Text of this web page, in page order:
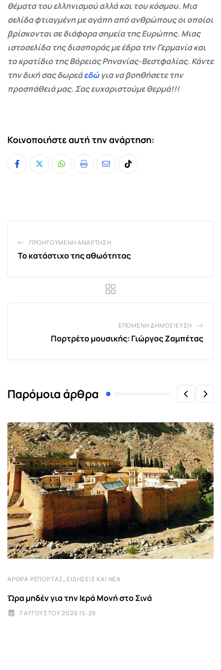
θέματα του ελληνισμού αλλά και του κόσμου. Μια
σελίδα φτιαγμένη με αγάπη από ανθρώπους οι οποίοι
βρίσκονται σε διάφορα σημεία της Ευρώπης. Μιας
ιστοσελίδα της διασποράς με έδρα την Γερμανία και
το κρατίδιο της Βόρειας Ρηνανίας-Βεστφαλίας. Κάντε
την δική σας δωρεάεδώγια να βοηθήσετε την
προσπάθειά μας. Σας ευχαριστούμε θερμά!!!
Κοινοποιήστε αυτή την ανάρτηση:
Whatsapp
Print
ShareTiktok
ΠΡΟΗΓΟΎΜΕΝΗ ΑΝΆΡΤΗΣΗ
Το κατάστιχο της αθωότητας
ΕΠΌΜΕΝΗ ΔΗΜΟΣΊΕΥΣΗ
Πορτρέτο μουσικής: Γιώργος Ζαμπέτας
Παρόμοια άρθρα
ΆΡΘΡΑ ΡΕΠΟΡΤΆΖ, ΕΙΔΉΣΕΙΣ ΚΑΙ ΝΈΑ
Ώρα μηδέν για την Ιερά Μονή στο Σινά
7 ΑΥΓΟΎΣΤΟΥ 2026 15:29